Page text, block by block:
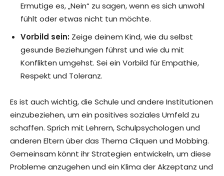
Ermutige es, „Nein“ zu sagen, wenn es sich unwohl
fühlt oder etwas nicht tun möchte.
Vorbild sein: Zeige deinem Kind, wie du selbst
gesunde Beziehungen führst und wie du mit
Konflikten umgehst. Sei ein Vorbild für Empathie,
Respekt und Toleranz.
Es ist auch wichtig, die Schule und andere Institutionen
einzubeziehen, um ein positives soziales Umfeld zu
schaffen. Sprich mit Lehrern, Schulpsychologen und
anderen Eltern über das Thema Cliquen und Mobbing.
Gemeinsam könnt ihr Strategien entwickeln, um diese
Probleme anzugehen und ein Klima der Akzeptanz und